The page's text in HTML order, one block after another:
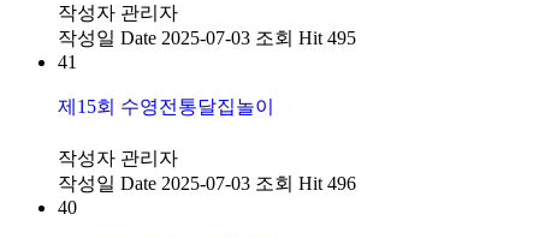
작성자 관리자
작성일 Date 2025-07-03 조회 Hit 495
41
제15회 수영전통달집놀이
작성자 관리자
작성일 Date 2025-07-03 조회 Hit 496
40